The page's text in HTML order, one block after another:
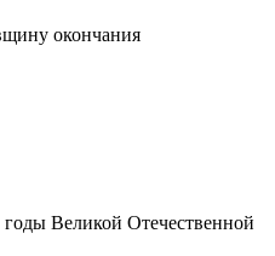
окончания
годы Великой Отечественной